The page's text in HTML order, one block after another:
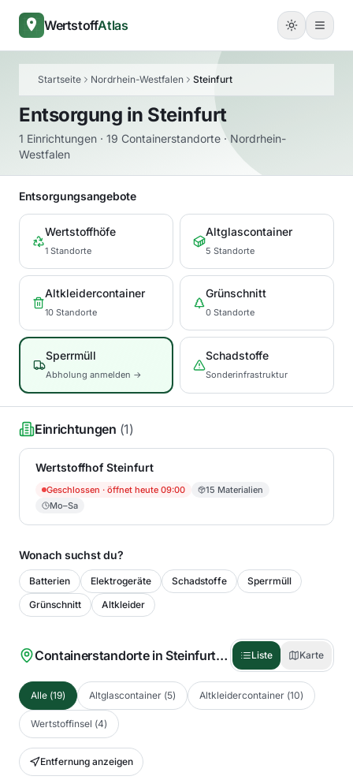
WertstoffAtlas
Startseite Nordrhein-Westfalen Steinfurt
Entsorgung in Steinfurt
1 Einrichtungen · 19 Containerstandorte · Nordrhein-
Westfalen
Entsorgungsangebote
Wertstoffhöfe
1 Standorte
Altglascontainer
5 Standorte
Altkleidercontainer
10 Standorte
Grünschnitt
0 Standorte
Sperrmüll
Abholung anmelden →
Schadstoffe
Sonderinfrastruktur
Einrichtungen (1)
Wertstoffhof Steinfurt
Geschlossen · öffnet heute 09:00 15 Materialien
Mo–Sa
Wonach suchst du?
Batterien Elektrogeräte Schadstoffe
Sperrmüll
Grünschnitt
Altkleider
Containerstandorte in Steinfurt(19 Liste Karte
Alle (19) Altglascontainer (5) Altkleidercontainer (10)
Wertstoffinsel (4)
Entfernung anzeigen